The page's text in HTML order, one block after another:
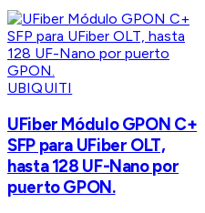
UBIQUITI
UFiber Módulo GPON C+
SFP para UFiber OLT,
hasta 128 UF-Nano por
puerto GPON.